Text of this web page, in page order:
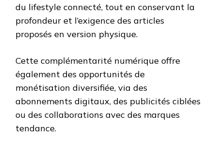
du lifestyle connecté, tout en conservant la
profondeur et l’exigence des articles
proposés en version physique.
Cette complémentarité numérique offre
également des opportunités de
monétisation diversifiée, via des
abonnements digitaux, des publicités ciblées
ou des collaborations avec des marques
tendance.